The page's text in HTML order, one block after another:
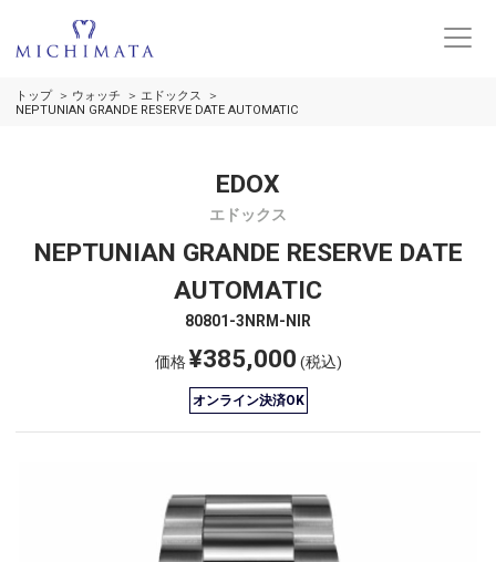
トップ ウォッチ
エドックス
NEPTUNIAN GRANDE RESERVE DATE AUTOMATIC
EDOX
エドックス
NEPTUNIAN GRANDE RESERVE DATE
AUTOMATIC
80801-3NRM-NIR
価格¥385,000 (税込)
オンライン決済OK